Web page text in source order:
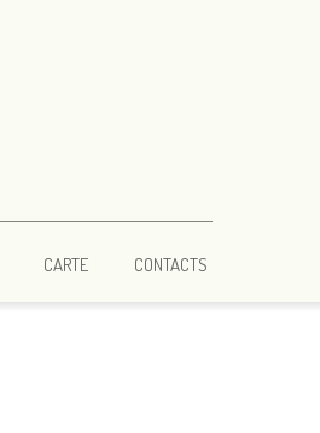
CARTE CONTACTS